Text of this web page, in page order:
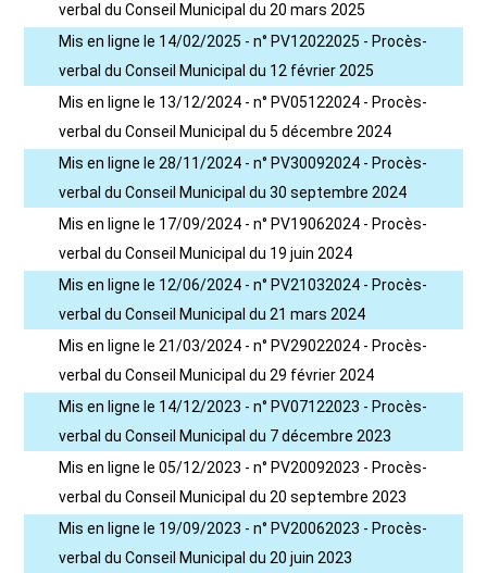
verbal du Conseil Municipal du 20 mars 2025
Mis en ligne le 14/02/2025 - n° PV12022025 - Procès-
verbal du Conseil Municipal du 12 février 2025
Mis en ligne le 13/12/2024 - n° PV05122024 - Procès-
verbal du Conseil Municipal du 5 décembre 2024
Mis en ligne le 28/11/2024 - n° PV30092024 - Procès-
verbal du Conseil Municipal du 30 septembre 2024
Mis en ligne le 17/09/2024 - n° PV19062024 - Procès-
verbal du Conseil Municipal du 19 juin 2024
Mis en ligne le 12/06/2024 - n° PV21032024 - Procès-
verbal du Conseil Municipal du 21 mars 2024
Mis en ligne le 21/03/2024 - n° PV29022024 - Procès-
verbal du Conseil Municipal du 29 février 2024
Mis en ligne le 14/12/2023 - n° PV07122023 - Procès-
verbal du Conseil Municipal du 7 décembre 2023
Mis en ligne le 05/12/2023 - n° PV20092023 - Procès-
verbal du Conseil Municipal du 20 septembre 2023
Mis en ligne le 19/09/2023 - n° PV20062023 - Procès-
verbal du Conseil Municipal du 20 juin 2023